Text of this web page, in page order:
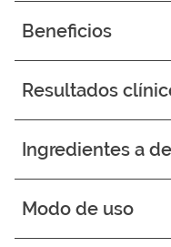
Beneficios
Resultados
Ingredientes a
Modo de uso